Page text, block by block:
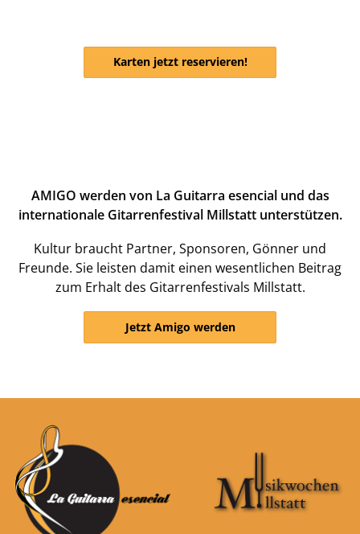
Karten jetzt reservieren!
AMIGO werden von La Guitarra esencial und das
internationale Gitarrenfestival Millstatt unterstützen.
Kultur braucht Partner, Sponsoren, Gönner und
Freunde. Sie leisten damit einen wesentlichen Beitrag
zum Erhalt des Gitarrenfestivals Millstatt.
Jetzt Amigo werden